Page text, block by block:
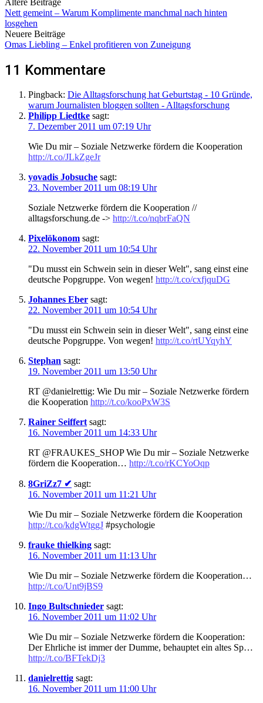
Nett gemeint – Warum Komplimente manchmal nach hinten
losgehen
Neuere Beiträge
Omas Liebling – Enkel profitieren von Zuneigung
11 Kommentare
Pingback: Die Alltagsforschung hat Geburtstag - 10 Gründe,
warum Journalisten bloggen sollten - Alltagsforschung
Philipp Liedtke sagt:
7. Dezember 2011 um 07:19 Uhr
Wie Du mir – Soziale Netzwerke fördern die Kooperation
http://t.co/JLkZgeJr
yovadis Jobsuche sagt:
23. November 2011 um 08:19 Uhr
Soziale Netzwerke fördern die Kooperation //
alltagsforschung.de -> http://t.co/nqbrFaQN
Pixelökonom sagt:
22. November 2011 um 10:54 Uhr
"Du musst ein Schwein sein in dieser Welt", sang einst eine
deutsche Popgruppe. Von wegen! http://t.co/cxfjquDG
Johannes Eber sagt:
22. November 2011 um 10:54 Uhr
"Du musst ein Schwein sein in dieser Welt", sang einst eine
deutsche Popgruppe. Von wegen! http://t.co/rtUYqyhY
Stephan sagt:
19. November 2011 um 13:50 Uhr
RT @danielrettig: Wie Du mir – Soziale Netzwerke fördern
die Kooperation http://t.co/kooPxW3S
Rainer Seiffert sagt:
16. November 2011 um 14:33 Uhr
RT @FRAUKES_SHOP Wie Du mir – Soziale Netzwerke
fördern die Kooperation… http://t.co/rKCYoOqp
8GriZz7 ✔ sagt:
16. November 2011 um 11:21 Uhr
Wie Du mir – Soziale Netzwerke fördern die Kooperation
http://t.co/kdgWtggJ #psychologie
frauke thielking sagt:
16. November 2011 um 11:13 Uhr
Wie Du mir – Soziale Netzwerke fördern die Kooperation…
http://t.co/Unt9jBS9
Ingo Bultschnieder sagt:
16. November 2011 um 11:02 Uhr
Wie Du mir – Soziale Netzwerke fördern die Kooperation:
Der Ehrliche ist immer der Dumme, behauptet ein altes Sp…
http://t.co/BFTekDj3
danielrettig sagt:
16. November 2011 um 11:00 Uhr